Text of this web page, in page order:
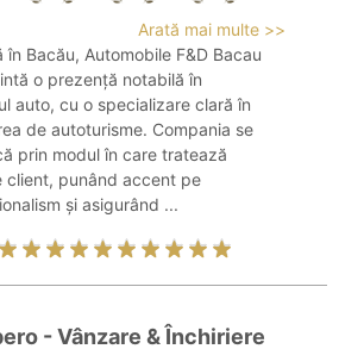
Arată mai multe >>
în Bacău, Automobile F&D Bacau
o prezență notabilă în
auto, cu o specializare clară în
de autoturisme. Compania se
prin modul în care tratează
client, punând accent pe
și asigurând ...
- Vânzare & Închiriere